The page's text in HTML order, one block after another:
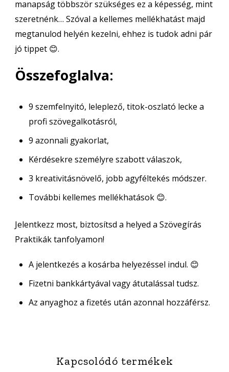
manapság többször szükséges ez a képesség, mint
szeretnénk… Szóval a kellemes mellékhatást majd
megtanulod helyén kezelni, ehhez is tudok adni pár
jó tippet 😊.
Összefoglalva:
9 szemfelnyitó, leleplező, titok-oszlató lecke a
profi szövegalkotásról,
9 azonnali gyakorlat,
Kérdésekre személyre szabott válaszok,
3 kreativitásnövelő, jobb agyféltekés módszer.
További kellemes mellékhatások 😊.
Jelentkezz most, biztosítsd a helyed a Szövegírás
Praktikák tanfolyamon!
A jelentkezés a kosárba helyezéssel indul. 😊
Fizetni bankkártyával vagy átutalással tudsz.
Az anyaghoz a fizetés után azonnal hozzáférsz.
Kapcsolódó termékek